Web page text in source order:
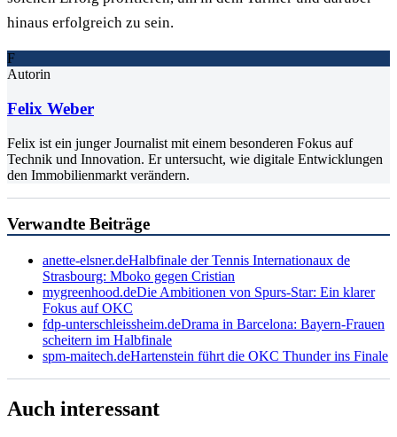
hinaus erfolgreich zu sein.
F
Autorin
Felix Weber
Felix ist ein junger Journalist mit einem besonderen Fokus auf
Technik und Innovation. Er untersucht, wie digitale Entwicklungen
den Immobilienmarkt verändern.
Verwandte Beiträge
anette-elsner.deHalbfinale der Tennis Internationaux de
Strasbourg: Mboko gegen Cristian
mygreenhood.deDie Ambitionen von Spurs-Star: Ein klarer
Fokus auf OKC
fdp-unterschleissheim.deDrama in Barcelona: Bayern-Frauen
scheitern im Halbfinale
spm-maitech.deHartenstein führt die OKC Thunder ins Finale
Auch interessant